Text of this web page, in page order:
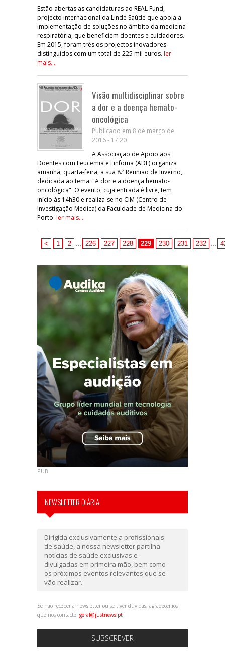
Estão abertas as candidaturas ao REAL Fund,
projecto internacional da Linde Saúde que apoia a
implementação de soluções no âmbito da medicina
respiratória, que beneficiem doentes e cuidadores.
Em 2015, foram três os projectos inovadores
distinguidos com um total de 225 mil euros. ler
mais...
Visão multidisciplinar sobre
a dor e a doença hemato-
oncológica
Publicado em 8 de março de
2016 - 17:20
A Associação de Apoio aos
Doentes com Leucemia e Linfoma (ADL) organiza
amanhã, quarta-feira, a sua 8.ª Reunião de Inverno,
dedicada ao tema: "A dor e a doença hemato-
oncológica". O evento, cuja entrada é livre, tem
início às 14h30 e realiza-se no CIM (Centro de
Investigação Médica) da Faculdade de Medicina do
Porto. ler mais...
< 1 2 226 227 228 229 230 231 232
PUB
NEWSLETTER DIÁRIA
Dirigida exclusivamente a profissionais
de saúde, a nossa newsletter partilha
notícias de saúde exclusivas e
divulgadas em primeira mão, bem como
os próximos eventos relevantes que se
vão realizar.
Se não receber a newsletter ou se tiver dúvidas, agradecemos
que nos contacte: geral@justnews.pt
SUBSCREVER